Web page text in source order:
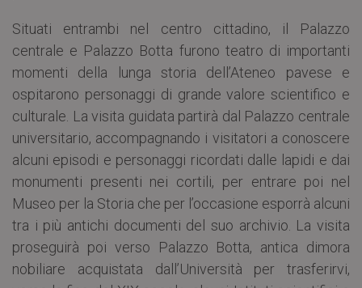
Situati entrambi nel centro cittadino, il Palazzo
centrale e Palazzo Botta furono teatro di importanti
momenti della lunga storia dell’Ateneo pavese e
ospitarono personaggi di grande valore scientifico e
culturale. La visita guidata partirà dal Palazzo centrale
universitario, accompagnando i visitatori a conoscere
alcuni episodi e personaggi ricordati dalle lapidi e dai
monumenti presenti nei cortili, per entrare poi nel
Museo per la Storia che per l’occasione esporrà alcuni
tra i più antichi documenti del suo archivio. La visita
proseguirà poi verso Palazzo Botta, antica dimora
nobiliare acquistata dall’Università per trasferirvi,